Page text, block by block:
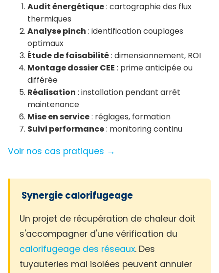
Audit énergétique: cartographie des flux
thermiques
Analyse pinch : identification couplages
optimaux
Étude de faisabilité: dimensionnement, ROI
Montage dossier CEE : prime anticipée ou
différée
Réalisation : installation pendant arrêt
maintenance
Mise en service: réglages, formation
Suivi performance: monitoring continu
Voir nos cas pratiques →
Synergie calorifugeage
Un projet de récupération de chaleur doit
s'accompagner d'une vérification du
calorifugeage des réseaux. Des
tuyauteries mal isolées peuvent annuler